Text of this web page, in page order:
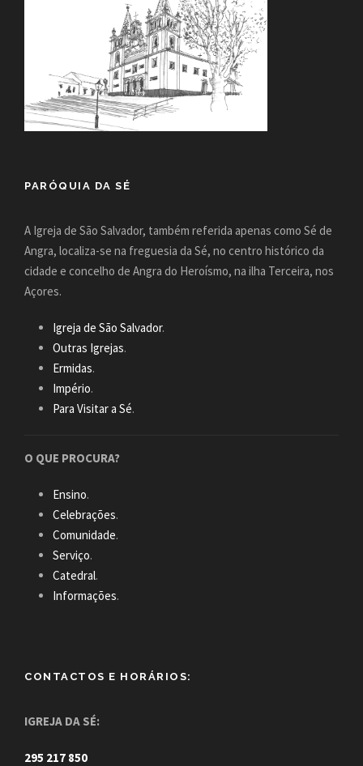
PARÓQUIA DA SÉ
A Igreja de São Salvador, também referida apenas como Sé de
Angra, localiza-se na freguesia da Sé, no centro histórico da
cidade e concelho de Angra do Heroísmo, na ilha Terceira, nos
Açores.
Igreja de São Salvador.
Outras Igrejas.
Ermidas.
Império.
Para Visitar a Sé.
O QUE PROCURA?
Ensino.
Celebrações.
Comunidade.
Serviço.
Catedral.
Informações.
CONTACTOS E HORÁRIOS:
IGREJA DA SÉ:
295 217 850